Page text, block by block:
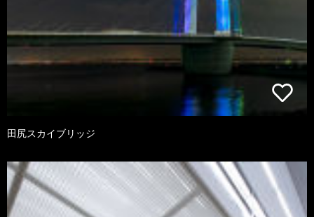
田尻スカイブリッジ